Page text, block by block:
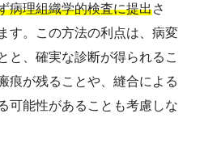
病理組織学的検査に提出さ
す。この方法の利点は、病変
と、確実な診断が得られるこ
痕が残ることや、縫合による
可能性があることも考慮しな